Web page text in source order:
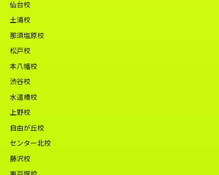
仙台校
土浦校
那須塩原校
松戸校
本八幡校
渋谷校
水道橋校
上野校
自由が丘校
センター北校
藤沢校